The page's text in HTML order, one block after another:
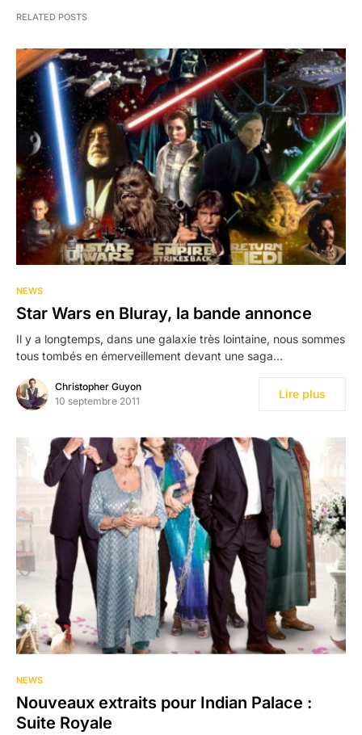
RELATED POSTS
NEWS
Star Wars en Bluray, la bande annonce
Il y a longtemps, dans une galaxie très lointaine, nous sommes
tous tombés en émerveillement devant une saga…
Christopher Guyon
10 septembre 2011
Lire plus
NEWS
Nouveaux extraits pour Indian Palace :
Suite Royale